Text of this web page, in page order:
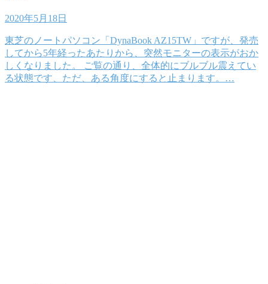
2020年5月18日
東芝のノートパソコン「DynaBook AZ15TW」ですが、発売
してから5年経ったあたりから、突然モニターの表示がおか
しくなりました。 ご覧の通り、全体的にブルブル震えてい
る状態です、ただ、ある角度にすると止まります。…